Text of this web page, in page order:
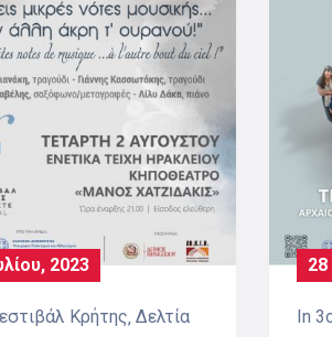
2023
Κρήτης‚ Δελτία
28
In